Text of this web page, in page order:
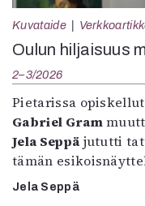
Kuvataide
Oulun hiljaisuus
2–3/2026
Pietarissa
Gabriel Gram
Jela Seppä jututti
tämän
Jela Seppä